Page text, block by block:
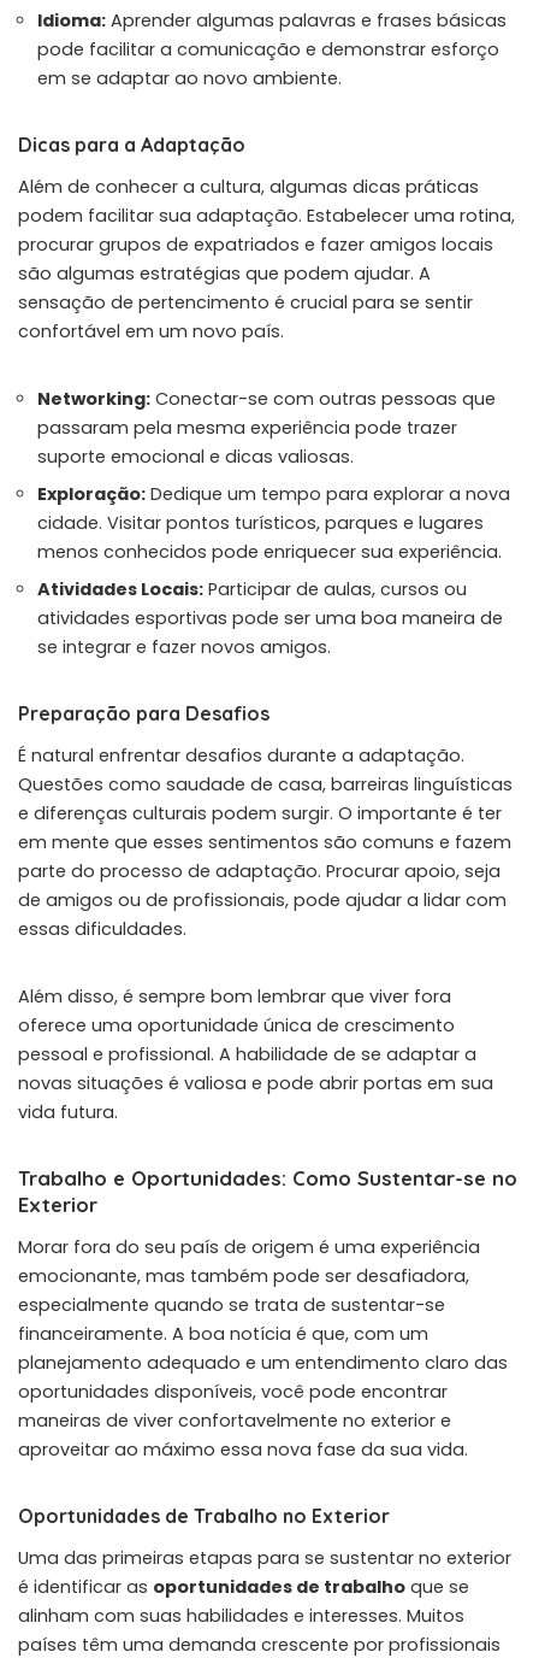
Idioma: Aprender algumas palavras e frases básicas
pode facilitar a comunicação e demonstrar esforço
em se adaptar ao novo ambiente.
Dicas para a Adaptação
Além de conhecer a cultura, algumas dicas práticas
podem facilitar sua adaptação. Estabelecer uma rotina,
procurar grupos de expatriados e fazer amigos locais
são algumas estratégias que podem ajudar. A
sensação de pertencimento é crucial para se sentir
confortável em um novo país.
Networking: Conectar-se com outras pessoas que
passaram pela mesma experiência pode trazer
suporte emocional e dicas valiosas.
Exploração: Dedique um tempo para explorar a nova
cidade. Visitar pontos turísticos, parques e lugares
menos conhecidos pode enriquecer sua experiência.
Atividades Locais: Participar de aulas, cursos ou
atividades esportivas pode ser uma boa maneira de
se integrar e fazer novos amigos.
Preparação para Desafios
É natural enfrentar desafios durante a adaptação.
Questões como saudade de casa, barreiras linguísticas
e diferenças culturais podem surgir. O importante é ter
em mente que esses sentimentos são comuns e fazem
parte do processo de adaptação. Procurar apoio, seja
de amigos ou de profissionais, pode ajudar a lidar com
essas dificuldades.
Além disso, é sempre bom lembrar que viver fora
oferece uma oportunidade única de crescimento
pessoal e profissional. A habilidade de se adaptar a
novas situações é valiosa e pode abrir portas em sua
vida futura.
Trabalho e Oportunidades: Como Sustentar-se no
Exterior
Morar fora do seu país de origem é uma experiência
emocionante, mas também pode ser desafiadora,
especialmente quando se trata de sustentar-se
financeiramente. A boa notícia é que, com um
planejamento adequado e um entendimento claro das
oportunidades disponíveis, você pode encontrar
maneiras de viver confortavelmente no exterior e
aproveitar ao máximo essa nova fase da sua vida.
Oportunidades de Trabalho no Exterior
Uma das primeiras etapas para se sustentar no exterior
é identificar as oportunidades de trabalho que se
alinham com suas habilidades e interesses. Muitos
países têm uma demanda crescente por profissionais